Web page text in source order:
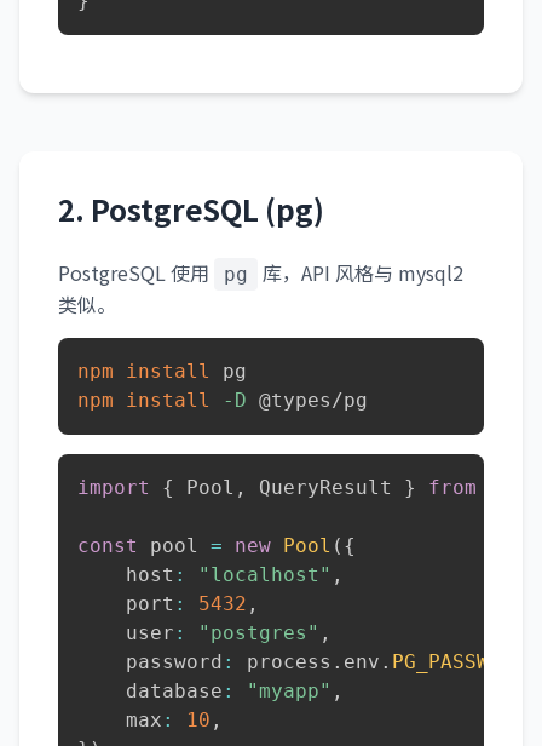
2. PostgreSQL (pg)
PostgreSQL 使用 pg
库，API 风格与 mysql2
类似。
npm install
npm
install -D @types/pg
import { Pool , QueryResult } from
const pool = new Pool ( {
    host
: "localhost" ,
    port
: 5432 ,
    user
: "postgres" ,
    password
: process . env . PG_PASSWORD
    database
: "myapp" ,
    max
: 10 ,